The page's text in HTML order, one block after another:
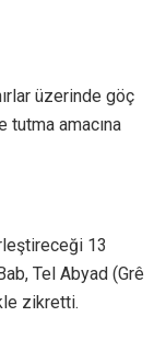
üzerinde göç
tutma amacına
13
Tel Abyad (Grê
zikretti.